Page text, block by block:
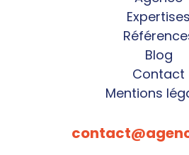
Expertises
Blog
Contact
Mentions